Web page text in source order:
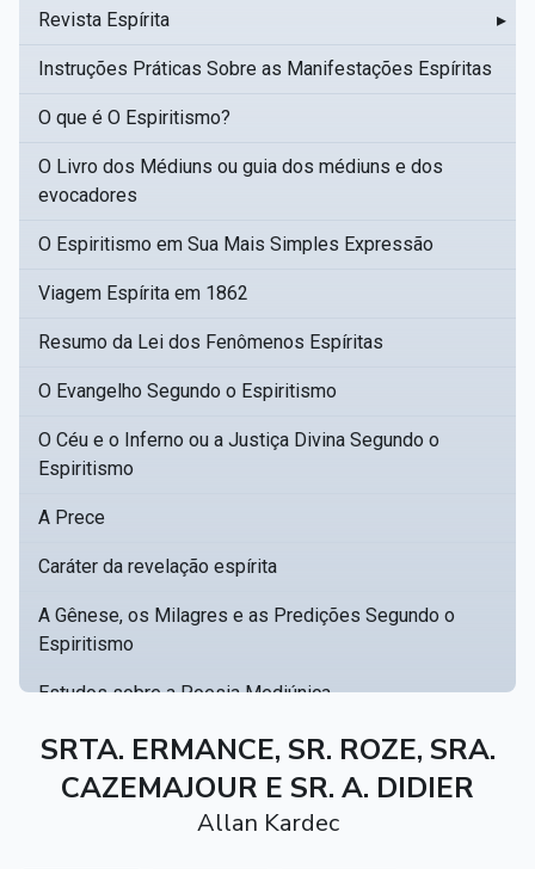
Revista Espírita ▸
Instruções Práticas Sobre as Manifestações Espíritas
O que é O Espiritismo?
O Livro dos Médiuns ou guia dos médiuns e dos
evocadores
O Espiritismo em Sua Mais Simples Expressão
Viagem Espírita em 1862
Resumo da Lei dos Fenômenos Espíritas
O Evangelho Segundo o Espiritismo
O Céu e o Inferno ou a Justiça Divina Segundo o
Espiritismo
A Prece
Caráter da revelação espírita
A Gênese, os Milagres e as Predições Segundo o
Espiritismo
Estudos sobre a Poesia Mediúnica
Catálogo racional de obras para se fundar uma
Obras Póstumas de Allan Kardec
SRTA. ERMANCE, SR. ROZE, SRA.
CAZEMAJOUR E SR. A. DIDIER
Allan Kardec